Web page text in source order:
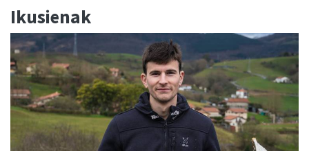
Ikusienak